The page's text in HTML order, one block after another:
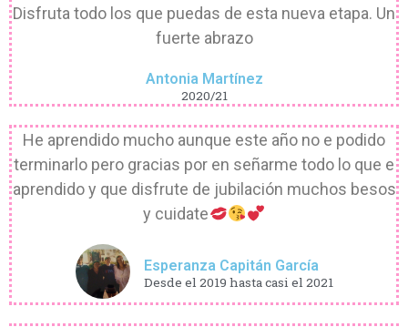
Disfruta todo los que puedas de esta nueva etapa. Un
fuerte abrazo
Antonia Martínez
2020/21
He aprendido mucho aunque este año no e podido
terminarlo pero gracias por en señarme todo lo que e
aprendido y que disfrute de jubilación muchos besos
y cuidate
Esperanza Capitán García
Desde el 2019 hasta casi el 2021